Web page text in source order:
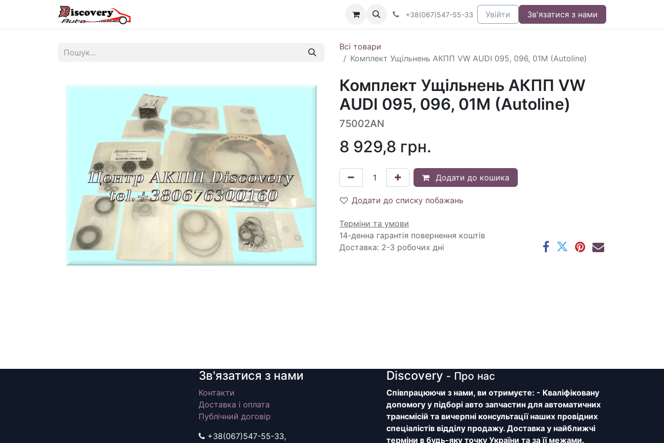
+38(067)547-55-33 Увійти Зв'язатися з нами
Всі товари
Комплект Ущільнень АКПП VW AUDI 095, 096, 01M (Autoline)
Комплект Ущільнень АКПП VW
AUDI 095, 096, 01M (Autoline)
75002AN
8 929,8 грн.
Додати до кошика
Додати до списку побажань
Терміни та умови
14-денна гарантія повернення коштів
Доставка: 2-3 робочих дні
Зв'язатися з нами
Контакти
Доставка і оплата
Публічний договір
+38(067)547-55-33,
Discovery - Про нас
Співпрацюючи з нами, ви отримуєте: - Кваліфіковану
допомогу у підборі авто запчастин для автоматичних
трансмісій та вичерпні консультації наших провідних
спеціалістів відділу продажу. Доставка у найближчі
терміни в будь-яку точку України та за її межами.